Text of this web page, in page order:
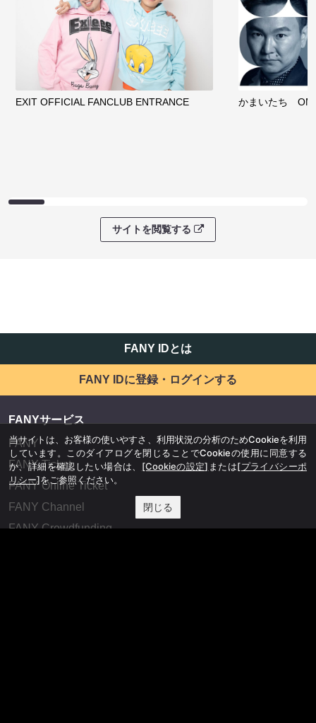
EXIT OFFICIAL FANCLUB ENTRANCE かまいたち
サイトを閲覧する
FANY IDとは
FANY IDに登録・ログインする
FANYサービス
FANY
FANY Ticket
FANY Online Ticket
FANY Channel
FANY Crowdfunding
当サイトは、お客様の使いやすさ、利用状況の分析のためCookieを利用
しています。このダイアログを閉じることでCookieの使用に同意する
か、詳細を確認したい場合は、 [Cookieの設定] または[プライバシーポ
リシー]をご参照ください。
閉じる